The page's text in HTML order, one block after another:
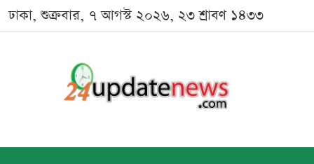
ঢাকা, শুক্রবার, ৭ আগস্ট ২০২৬, ২৩ শ্রাবণ ১৪৩৩